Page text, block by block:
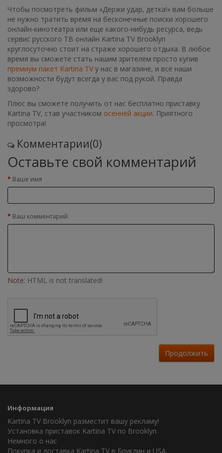
Чтобы посмотреть фильм «Держи удар, детка!» вам больше
не нужно тратить время на бесконечные поиски хорошего
онлайн-кинотеатра или еще какого-нибудь ресурса, ведь
сервис русского ТВ онлайн Kartina TV Brooklyn
круглосуточно стоит на страже хорошего отдыха. В любое
время вы сможете стать нашим зрителем просто купив
премиум пакет Kartina TV у нас в магазине, и все наши
возможности будут всегда у вас под рукой. Правда
здорово?
Плюс вы сможете получить от нас бесплатно приставку
Kartina TV, став участником осенней акции. Приятного
просмотра!
Комментарии(0)
Оставьте свой комментарий
Ваше имя
Ваш комментарий
Note: HTML is not translated!
Продолжить
Информация
Kartina TV Brooklyn разместит вашу рекламу!
Установка приставок Kartina TV по Brooklyn
Немного о нас
Покупка и доставка Kartina TV в Бруклин и USA